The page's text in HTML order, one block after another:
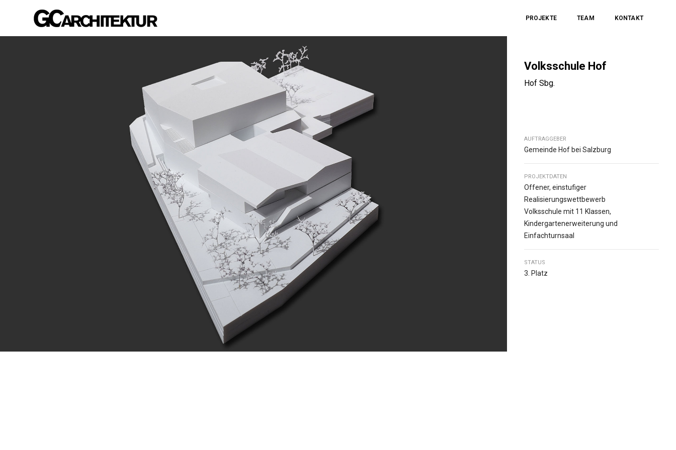
PROJEKTE TEAM KONTAKT
Volksschule Hof
Hof Sbg.
AUFTRAGGEBER
Gemeinde Hof bei Salzburg
PROJEKTDATEN
Offener, einstufiger
Realisierungswettbewerb
Volksschule mit 11 Klassen,
Kindergartenerweiterung und
Einfachturnsaal
STATUS
3. Platz